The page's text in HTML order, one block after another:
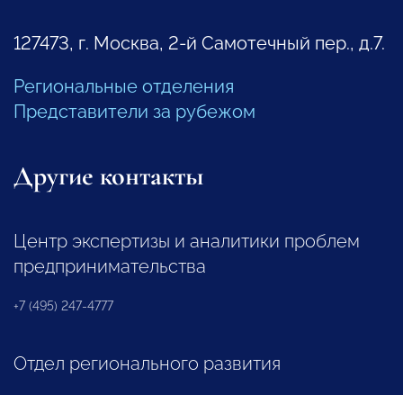
127473, г. Москва, 2-й Самотечный пер., д.7.
Региональные отделения
Представители за рубежом
Другие контакты
Центр экспертизы и аналитики проблем
предпринимательства
+7 (495) 247-4777
Отдел регионального развития